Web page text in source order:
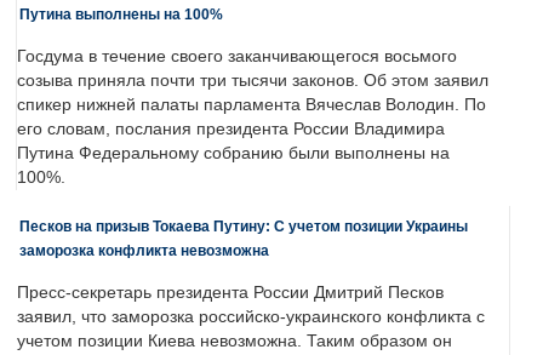
Путина выполнены на 100%
Госдума в течение своего заканчивающегося восьмого
созыва приняла почти три тысячи законов. Об этом заявил
спикер нижней палаты парламента Вячеслав Володин. По
его словам, послания президента России Владимира
Путина Федеральному собранию были выполнены на
100%.
Песков на призыв Токаева Путину: С учетом позиции Украины
заморозка конфликта невозможна
Пресс-секретарь президента России Дмитрий Песков
заявил, что заморозка российско-украинского конфликта с
учетом позиции Киева невозможна. Таким образом он